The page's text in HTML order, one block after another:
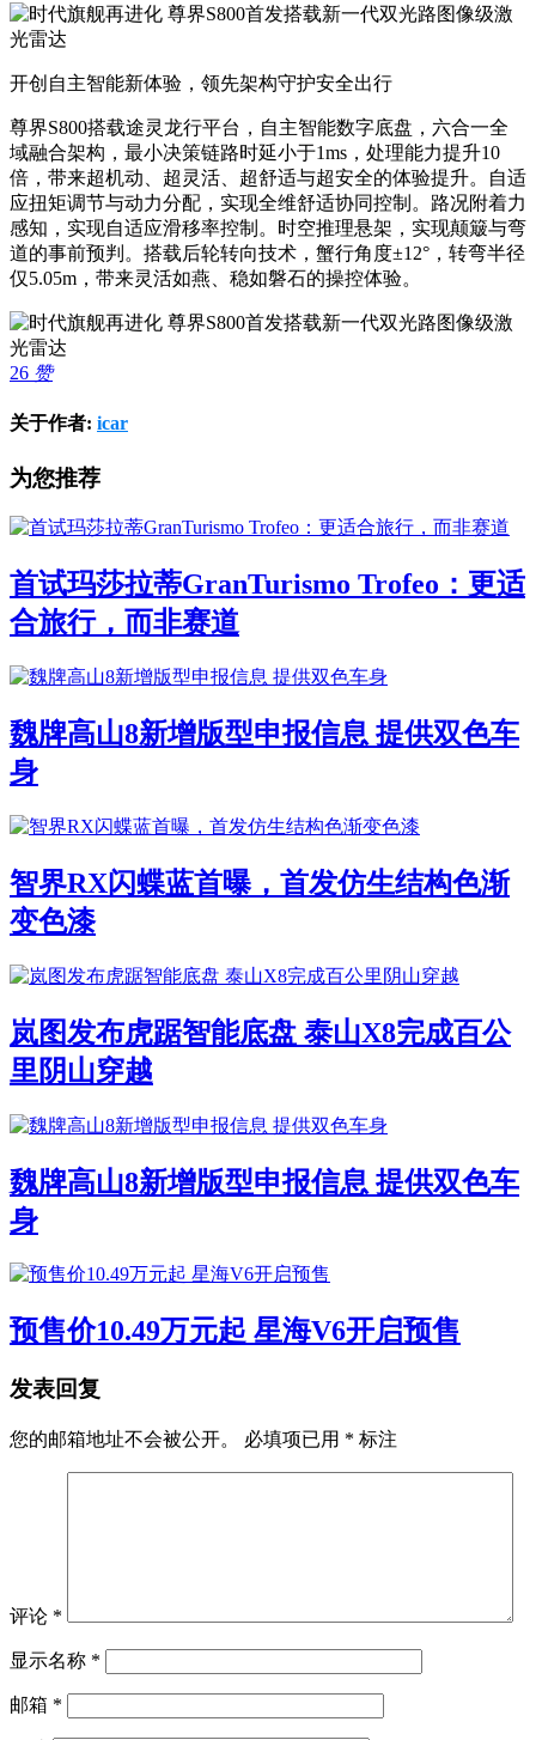
开创自主智能新体验 ，领先架构守护安全出行
尊界S800搭载途灵龙行平台，自主智能数字底盘，六合一全
域融合架构，最小决策链路时延小于1ms，处理能力提升10
倍，带来超机动、超灵活、超舒适与超安全的体验提升。
自适
应扭矩调节与动力分配，实现全维舒适协同控制。路况附着力
感知，实现自适应滑移率控制。时空推理悬架，实现颠簸与弯
道的事前预判。搭载后轮转向技术，蟹行角度±12° ，转弯半径
仅5.05m ，带来灵活如燕、稳如磐石的操控体验。
26 赞
关于作者: icar
为您推荐
首试玛莎拉蒂GranTurismo Trofeo：更适
合旅行，而非赛道
魏牌高山8新增版型申报信息 提供双色车
身
智界RX闪蝶蓝首曝，首发仿生结构色渐
变色漆
岚图发布虎踞智能底盘 泰山X8完成百公
里阴山穿越
魏牌高山8新增版型申报信息 提供双色车
身
预售价10.49万元起 星海V6开启预售
发表回复
您的邮箱地址不会被公开。 必填项已用 * 标注
评论 *
显示名称 *
邮箱 *